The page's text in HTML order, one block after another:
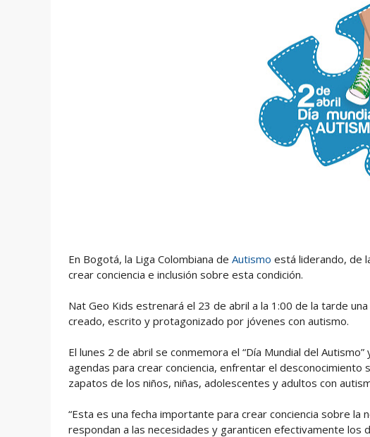
En Bogotá, la Liga Colombiana de Autismo está liderando, de
crear conciencia e inclusión sobre esta condición.
Nat Geo Kids estrenará el 23 de abril a la 1:00 de la tarde
creado, escrito y protagonizado por jóvenes con autismo.
El lunes 2 de abril se conmemora el “Día Mundial del
agendas para crear conciencia, enfrentar el
zapatos de los niños, niñas, adolescentes y adultos con
“Esta es una fecha importante para crear conciencia sobre la
respondan a las necesidades y garanticen efectivamente